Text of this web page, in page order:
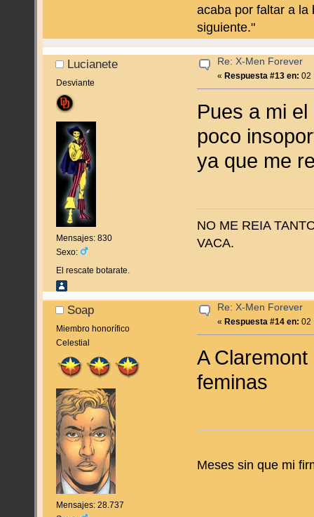
acaba por faltar a la
siguiente."
Lucianete
Desviante
Mensajes: 830
Sexo:
El rescate botarate.
Re: X-Men Forever
«Respuesta #13 en: 02
Pues a mi
poco
ya que me
NO ME REIA
VACA.
Soap
Miembro honorífico
Celestial
Mensajes: 28.737
Re: X-Men Forever
«Respuesta #14 en: 02
A
feminas
Meses sin que mi